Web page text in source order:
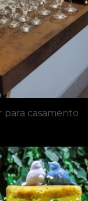
casamento